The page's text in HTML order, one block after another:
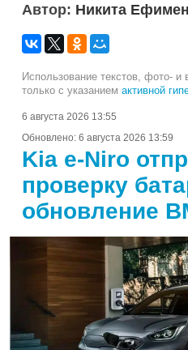
Автор: Никита
Использование текстов, фото- и
только с указанием активной
6 августа 2026 13:55
Обновлено: 6 августа 2026 13:59
Kia e-Niro
проверку
обновление